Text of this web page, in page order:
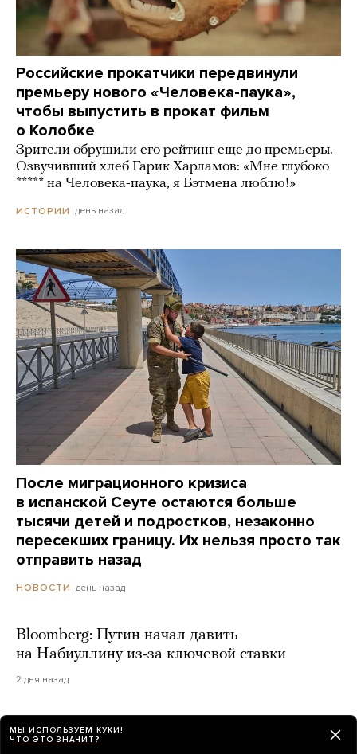
Российские прокатчики передвинули
премьеру нового «Человека-паука»,
чтобы выпустить в прокат фильм
о Колобке
Зрители обрушили его рейтинг еще до премьеры.
Озвучивший хлеб Гарик Харламов: «Мне глубоко
***** на Человека-паука, я Бэтмена люблю!»
ИСТОРИИ день назад
После миграционного кризиса
в испанской Сеуте остаются больше
тысячи детей и подростков, незаконно
пересекших границу. Их нельзя просто так
отправить назад
НОВОСТИ день назад
Bloomberg: Путин начал давить
на Набиуллину из-за ключевой ставки
2 дня назад
МЫ ИСПОЛЬЗУЕМ КУКИ!
ЧТО ЭТО ЗНАЧИТ?